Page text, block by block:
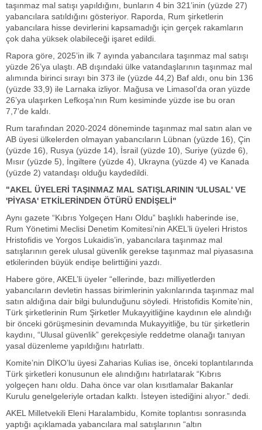
taşınmaz mal satışı yapıldığını, bunların 4 bin 321’inin (yüzde 27)
yabancılara satıldığını gösteriyor. Raporda, Rum şirketlerin
yabancılara hisse devirlerini kapsamadığı için gerçek rakamların
çok daha yüksek olabileceği işaret edildi.
Rapora göre, 2025’in ilk 7 ayında yabancılara taşınmaz mal satışı
yüzde 26’ya ulaştı. AB dışındaki ülke vatandaşlarının taşınmaz mal
alımında birinci sırayı bin 373 ile (yüzde 44,2) Baf aldı, onu bin 136
(yüzde 33,9) ile Larnaka izliyor. Mağusa ve Limasol’da oran yüzde
26’ya ulaşırken Lefkoşa’nın Rum kesiminde yüzde ise bu oran
7,7’de kaldı.
Rum tarafından 2020-2024 döneminde taşınmaz mal satın alan ve
AB üyesi ülkelerden olmayan yabancıların Lübnan (yüzde 16), Çin
(yüzde 16), Rusya (yüzde 14), İsrail (yüzde 10), Suriye (yüzde 6),
Mısır (yüzde 5), İngiltere (yüzde 4), Ukrayna (yüzde 4) ve Kanada
(yüzde 2) vatandaşı olduğu kaydedildi.
"AKEL ÜYELERİ TAŞINMAZ MAL SATIŞLARININ 'ULUSAL' VE
'PİYASA' ETKİLERİNDEN ÖTÜRÜ ENDİŞELİ"
Aynı gazete “Kıbrıs Yolgeçen Hanı Oldu” başlıklı haberinde ise,
Rum Yönetimi Meclisi Denetim Komitesi’nin AKEL’li üyeleri Hristos
Hristofidis ve Yorgos Lukaidis’in, yabancılara taşınmaz mal
satışlarının gerek ulusal güvenlik gerekse taşınmaz mal piyasasına
etkilerinden büyük endişe belirttiğini yazdı.
Habere göre, AKEL’li üyeler “ellerinde, bazı milliyetlerden
yabancıların devletin hassas birimlerinin yakınlarında taşınmaz mal
satın aldığına dair bilgi bulunduğunu söyledi. Hristofidis Komite’nin,
Türk şirketlerinin Rum Şirketler Mukayyitliğine kaydının ele alındığı
bir önceki görüşmesinin devamında Mukayyitliğe, bu tür şirketlerin
kaydını, “Ulusal güvenlik” gerekçesiyle reddetme olanağı tanıyan
yasal düzenleme yapıldığını hatırlattı.
Komite’nin DİKO’lu üyesi Zaharias Kulias ise, önceki toplantılarında
Türk şirketleri konusunun ele alındığını hatırlatarak “Kıbrıs
yolgeçen hanı oldu. Daha önce var olan kısıtlamalar Bakanlar
Kurulu genelgeleriyle ortadan kalktı. İsteyen istediğini alıyor.” dedi.
AKEL Milletvekili Eleni Haralambidu, Komite toplantısı sonrasında
yaptığı açıklamada yabancılara mal satışlarının “altın